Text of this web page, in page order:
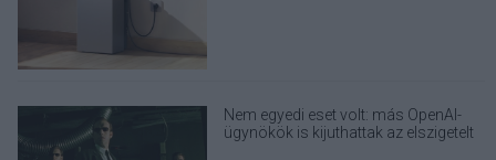
Nem egyedi eset volt: más OpenAI-
ügynökök is kijuthattak az elszigetelt